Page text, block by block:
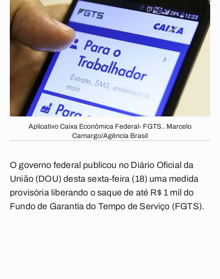
Aplicativo Caixa Econômica Federal- FGTS.. Marcelo
Camargo/Agência Brasil
O governo federal publicou no Diário Oficial da
União (DOU) desta sexta-feira (18) uma medida
provisória liberando o saque de até R$ 1 mil do
Fundo de Garantia do Tempo de Serviço (FGTS).